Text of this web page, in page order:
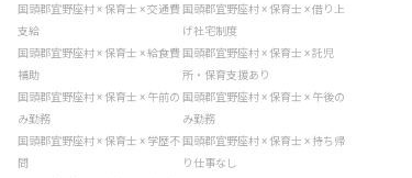
国頭郡宜野座村 × 保育士 × 交通費
支給
国頭郡宜野座村 × 保育士 × 借り上
げ社宅制度
国頭郡宜野座村 × 保育士 × 給食費
補助
国頭郡宜野座村 × 保育士 × 託児
所・保育支援あり
国頭郡宜野座村 × 保育士 × 午前の
み勤務
国頭郡宜野座村 × 保育士 × 午後の
み勤務
国頭郡宜野座村 × 保育士 × 学歴不
問
国頭郡宜野座村 × 保育士 × 持ち帰
り仕事なし